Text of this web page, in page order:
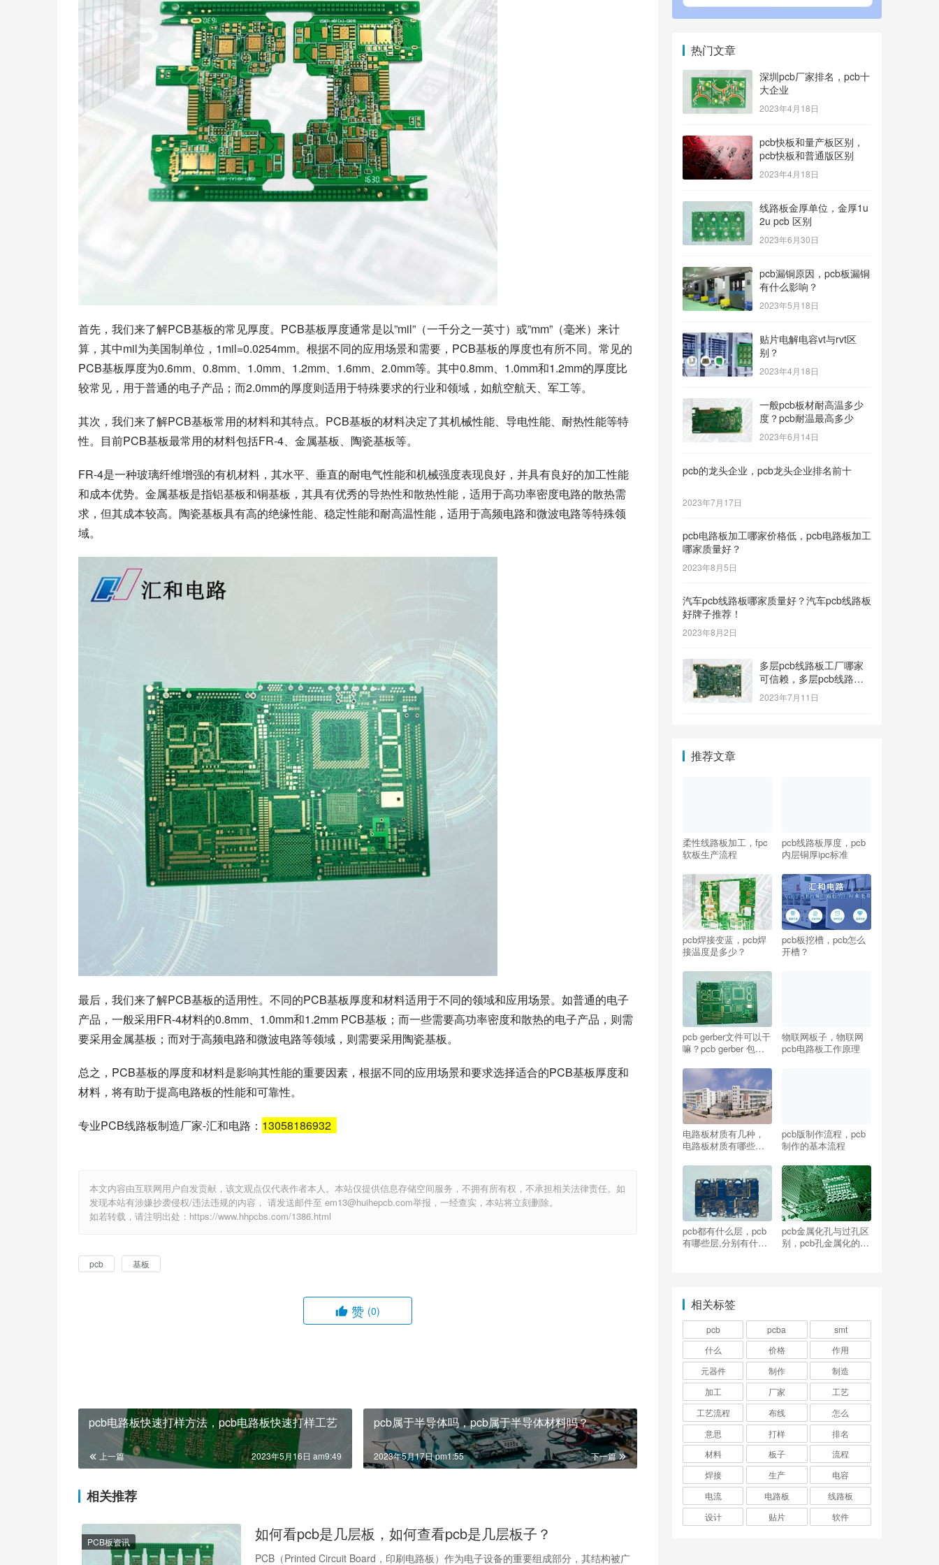
首先，我们来了解PCB基板的常见厚度。PCB基板厚度通常是以”mil”（一千分之一英寸）或”mm”（毫米）来计
算，其中mil为美国制单位，1mil=0.0254mm。根据不同的应用场景和需要，PCB基板的厚度也有所不同。常见的
PCB基板厚度为0.6mm、0.8mm、1.0mm、1.2mm、1.6mm、2.0mm等。其中0.8mm、1.0mm和1.2mm的厚度比
较常见，用于普通的电子产品；而2.0mm的厚度则适用于特殊要求的行业和领域，如航空航天、军工等。
其次，我们来了解PCB基板常用的材料和其特点。PCB基板的材料决定了其机械性能、导电性能、耐热性能等特
性。目前PCB基板最常用的材料包括FR-4、金属基板、陶瓷基板等。
FR-4是一种玻璃纤维增强的有机材料，其水平、垂直的耐电气性能和机械强度表现良好，并具有良好的加工性能
和成本优势。金属基板是指铝基板和铜基板，其具有优秀的导热性和散热性能，适用于高功率密度电路的散热需
求，但其成本较高。陶瓷基板具有高的绝缘性能、稳定性能和耐高温性能，适用于高频电路和微波电路等特殊领
域。
最后，我们来了解PCB基板的适用性。不同的PCB基板厚度和材料适用于不同的领域和应用场景。如普通的电子
产品，一般采用FR-4材料的0.8mm、1.0mm和1.2mm PCB基板；而一些需要高功率密度和散热的电子产品，则需
要采用金属基板；而对于高频电路和微波电路等领域，则需要采用陶瓷基板。
总之，PCB基板的厚度和材料是影响其性能的重要因素，根据不同的应用场景和要求选择适合的PCB基板厚度和
材料，将有助于提高电路板的性能和可靠性。
专业PCB线路板制造厂家-汇和电路： 13058186932
本文内容由互联网用户自发贡献，该文观点仅代表作者本人。本站仅提供信息存储空间服务，不拥有所有权，不承担相关法律责任。如
发现本站有涉嫌抄袭侵权/违法违规的内容， 请发送邮件至 em13@huihepcb.com举报，一经查实，本站将立刻删除。
如若转载，请注明出处：https://www.hhpcbs.com/1386.html
pcb 基板
赞 (0)
pcb电路板快速打样方法，pcb电路板快速打样工艺
上一篇 2023年5月16日 am9:49
pcb属于半导体吗，pcb属于半导体材料吗？
下一篇
2023年5月17日 pm1:55
相关推荐
PCB板资讯 如何看pcb是几层板，如何查看pcb是几层板子？
PCB（Printed Circuit Board，印刷电路板）作为电子设备的重要组成部分，其结构被广
热门文章
深圳pcb厂家排名，pcb十
大企业
2023年4月18日
pcb快板和量产板区别，
pcb快板和普通版区别
2023年4月18日
线路板金厚单位，金厚1u
2u pcb 区别
2023年6月30日
pcb漏铜原因，pcb板漏铜
有什么影响？
2023年5月18日
贴片电解电容vt与rvt区
别？
2023年4月18日
一般pcb板材耐高温多少
度？pcb耐温最高多少
2023年6月14日
pcb的龙头企业，pcb龙头企业排名前十
2023年7月17日
pcb电路板加工哪家价格低，pcb电路板加工
哪家质量好？
2023年8月5日
汽车pcb线路板哪家质量好？汽车pcb线路板
好牌子推荐！
2023年8月2日
多层pcb线路板工厂哪家
可信赖，多层pcb线路板
工厂哪个牌子质量好
2023年7月11日
推荐文章
柔性线路板加工，fpc
软板生产流程
pcb线路板厚度，pcb
内层铜厚ipc标准
pcb焊接变蓝，pcb焊
接温度是多少？
pcb板挖槽，pcb怎么
开槽？
pcb gerber文件可以干
嘛？pcb gerber 包含
物联网板子，物联网
pcb电路板工作原理
电路板材质有几种，
电路板材质有哪些种
pcb版制作流程，pcb
制作的基本流程
pcb都有什么层，pcb
有哪些层,分别有什么
pcb金属化孔与过孔区
别，pcb孔金属化的作
相关标签
pcb pcba
smt
什么
价格
作用
元器件
制作
制造
加工
厂家
工艺
工艺流程
布线
怎么
意思
打样
排名
材料
板子
流程
焊接
生产
电容
电流
电路板
线路板
设计
贴片 软件